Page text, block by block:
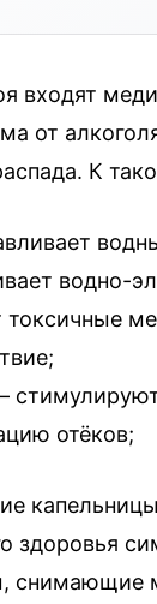
входят
от
К
водно-
отёков;
здоровья
снимающие